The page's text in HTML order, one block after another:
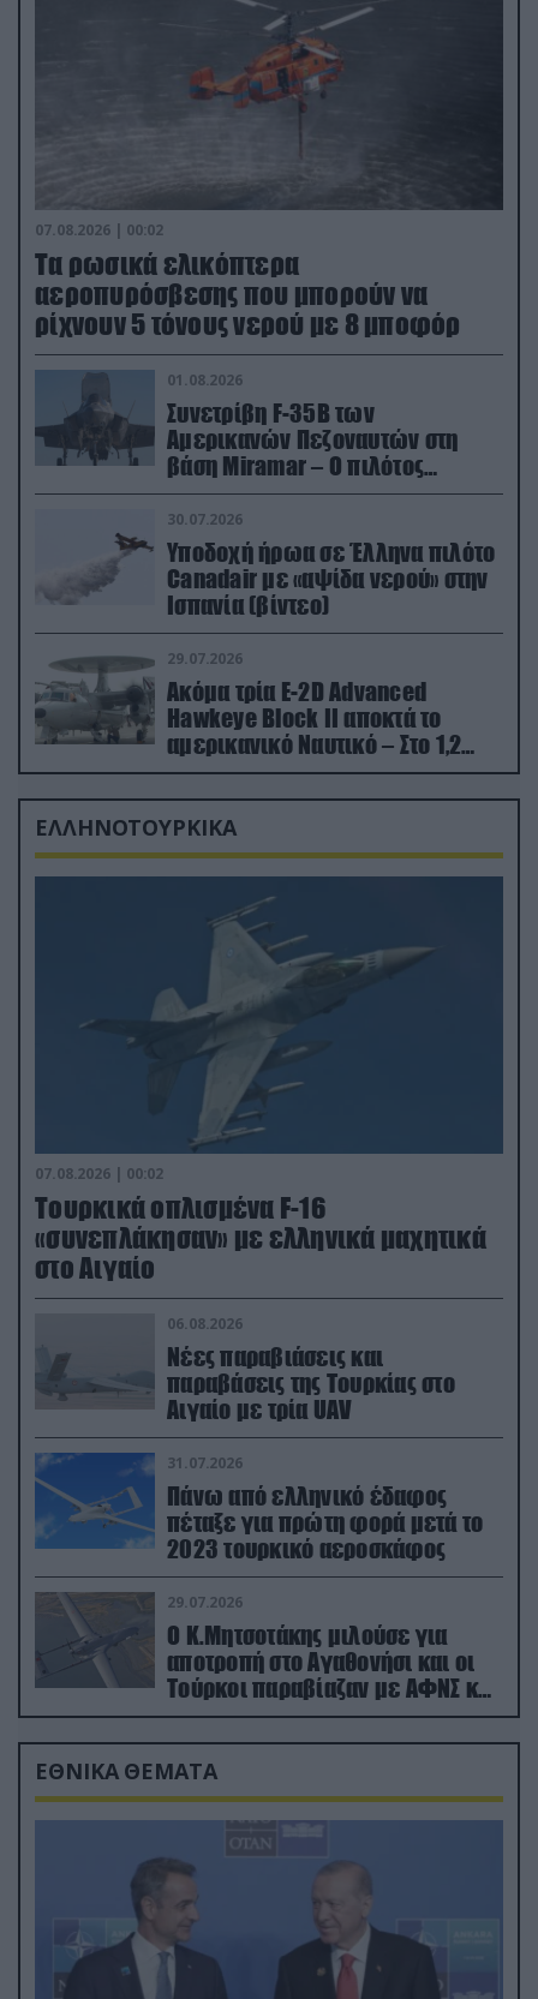
07.08.2026 | 00:02
Τα ρωσικά ελικόπτερα
αεροπυρόσβεσης που μπορούν να
ρίχνουν 5 τόνους νερού με 8 μποφόρ
01.08.2026
Συνετρίβη F-35B των
Αμερικανών Πεζοναυτών στη
βάση Miramar – Ο πιλότος
εκτινάχθηκε εγκαίρως
30.07.2026
Υποδοχή ήρωα σε Έλληνα πιλότο
Canadair με «αψίδα νερού» στην
Ισπανία (βίντεο)
29.07.2026
Ακόμα τρία E-2D Advanced
Hawkeye Block II αποκτά το
αμερικανικό Ναυτικό – Στο 1,2
δισ.δολάρια το κόστος
ΕΛΛΗΝΟΤΟΥΡΚΙΚΑ
07.08.2026 | 00:02
Τουρκικά οπλισμένα F-16
«συνεπλάκησαν» με ελληνικά μαχητικά
στο Αιγαίο
06.08.2026
Νέες παραβιάσεις και
παραβάσεις της Τουρκίας στο
Αιγαίο με τρία UAV
31.07.2026
Πάνω από ελληνικό έδαφος
πέταξε για πρώτη φορά μετά το
2023 τουρκικό αεροσκάφος
29.07.2026
Ο Κ.Μητσοτάκης μιλούσε για
αποτροπή στο Αγαθονήσι και οι
Τούρκοι παραβίαζαν με ΑΦΝΣ και
drone
ΕΘΝΙΚΑ ΘΕΜΑΤΑ